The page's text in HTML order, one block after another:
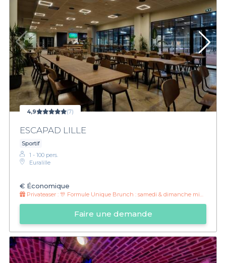
4,9 (7)
ESCAPAD LILLE
Sportif
1 - 100 pers.
Euralille
€ Économique
Privateaser : 🎊 Formule Unique Brunch : samedi & dimanche midi 🎊
Faire une demande